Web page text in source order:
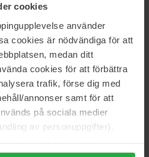
cookies
använder
cookies är nödvändiga för att
medan ditt
cookies för att förbättra
trafik, förse dig med
annonser samt för att
på sociala medier
av personuppgifter).
10 €
L'Occitane en Provence
Shea Midday Lumiére D’Hiver
Hand Cream
30 ml
9 € Niet op voorraad